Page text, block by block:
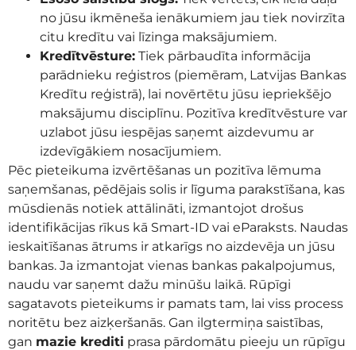
no jūsu ikmēneša ienākumiem jau tiek novirzīta
citu kredītu vai līzinga maksājumiem.
Kredītvēsture: Tiek pārbaudīta informācija
parādnieku reģistros (piemēram, Latvijas Bankas
Kredītu reģistrā), lai novērtētu jūsu iepriekšējo
maksājumu disciplīnu. Pozitīva kredītvēsture var
uzlabot jūsu iespējas saņemt aizdevumu ar
izdevīgākiem nosacījumiem.
Pēc pieteikuma izvērtēšanas un pozitīva lēmuma
saņemšanas, pēdējais solis ir līguma parakstīšana, kas
mūsdienās notiek attālināti, izmantojot drošus
identifikācijas rīkus kā Smart-ID vai eParaksts. Naudas
ieskaitīšanas ātrums ir atkarīgs no aizdevēja un jūsu
bankas. Ja izmantojat vienas bankas pakalpojumus,
naudu var saņemt dažu minūšu laikā. Rūpīgi
sagatavots pieteikums ir pamats tam, lai viss process
noritētu bez aizķeršanās. Gan ilgtermiņa saistības,
gan mazie krediti prasa pārdomātu pieeju un rūpīgu